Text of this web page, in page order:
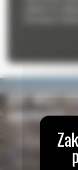
JEST WIELE
ŁADOWARKĘ
✓ Elektrohydrauliczne
✓ Homologowany joystick